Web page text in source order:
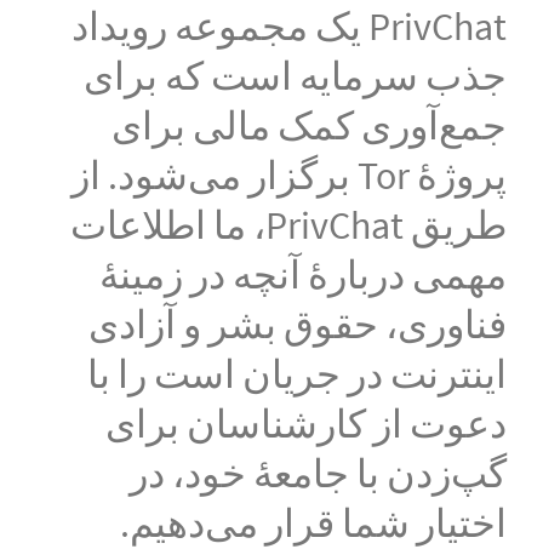
PrivChat یک مجموعه رویداد
جذب سرمایه است که برای
جمع‌آوری کمک مالی برای
پروژهٔ Tor برگزار می‌شود. از
طریق PrivChat، ما اطلاعات
مهمی دربارهٔ آنچه در زمینهٔ
فناوری، حقوق بشر و آزادی
اینترنت در جریان است را با
دعوت از کارشناسان برای
گپ‌زدن با جامعه‌ٔ خود، در
اختیار شما قرار می‌دهیم.